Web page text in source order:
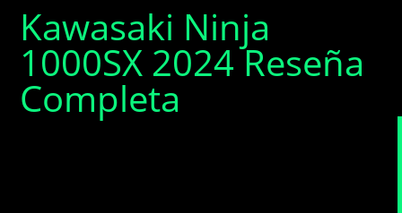
Kawasaki Ninja
1000SX 2024 Reseña
Completa